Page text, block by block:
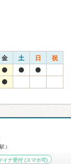
金 土 日 祝
）
イナ受付 (スマホ可)